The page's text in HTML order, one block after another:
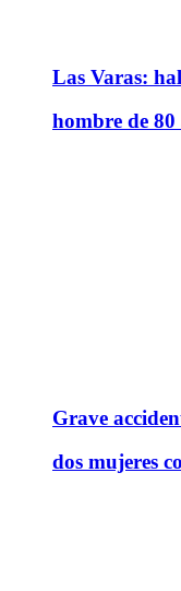
Las Varas:
hombre de 80
Grave
dos mujeres